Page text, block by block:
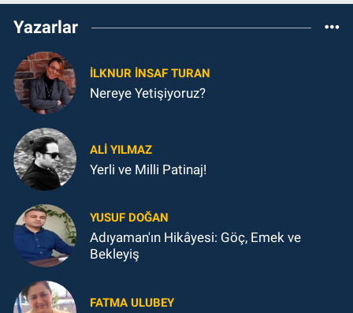
Yazarlar
İLKNUR İNSAF TURAN
Nereye Yetişiyoruz?
ALI YILMAZ
Yerli ve Milli Patinaj!
YUSUF DOĞAN
Adıyaman'ın Hikâyesi: Göç, Emek ve
Bekleyiş
FATMA ULUBEY